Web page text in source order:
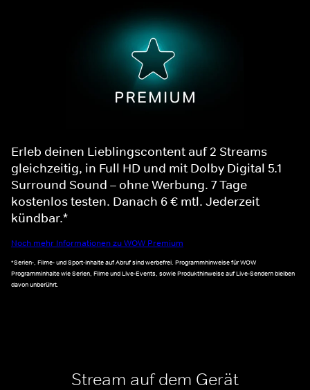
Erleb deinen Lieblingscontent auf 2 Streams
gleichzeitig, in Full HD und mit Dolby Digital 5.1
Surround Sound – ohne Werbung. 7 Tage
kostenlos testen. Danach 6 € mtl. Jederzeit
kündbar.*
Noch mehr Informationen zu WOW Premium
*Serien-, Filme- und Sport-Inhalte auf Abruf sind werbefrei. Programmhinweise für WOW
Programminhalte wie Serien, Filme und Live-Events, sowie Produkthinweise auf Live-Sendern bleiben
davon unberührt.
Stream auf dem Gerät